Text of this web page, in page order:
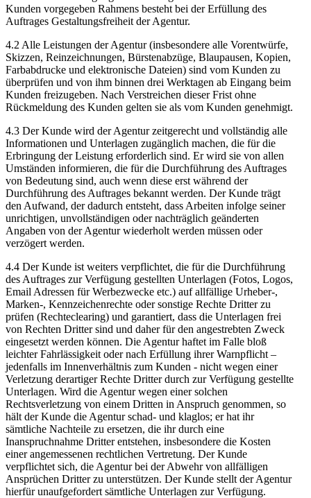
Kunden vorgegeben Rahmens besteht bei der Erfüllung des
Auftrages Gestaltungsfreiheit der Agentur.
4.2 Alle Leistungen der Agentur (insbesondere alle Vorentwürfe,
Skizzen, Reinzeichnungen, Bürstenabzüge, Blaupausen, Kopien,
Farbabdrucke und elektronische Dateien) sind vom Kunden zu
überprüfen und von ihm binnen drei Werktagen ab Eingang beim
Kunden freizugeben. Nach Verstreichen dieser Frist ohne
Rückmeldung des Kunden gelten sie als vom Kunden genehmigt.
4.3 Der Kunde wird der Agentur zeitgerecht und vollständig alle
Informationen und Unterlagen zugänglich machen, die für die
Erbringung der Leistung erforderlich sind. Er wird sie von allen
Umständen informieren, die für die Durchführung des Auftrages
von Bedeutung sind, auch wenn diese erst während der
Durchführung des Auftrages bekannt werden. Der Kunde trägt
den Aufwand, der dadurch entsteht, dass Arbeiten infolge seiner
unrichtigen, unvollständigen oder nachträglich geänderten
Angaben von der Agentur wiederholt werden müssen oder
verzögert werden.
4.4 Der Kunde ist weiters verpflichtet, die für die Durchführung
des Auftrages zur Verfügung gestellten Unterlagen (Fotos, Logos,
Email Adressen für Werbezwecke etc.) auf allfällige Urheber-,
Marken-, Kennzeichenrechte oder sonstige Rechte Dritter zu
prüfen (Rechteclearing) und garantiert, dass die Unterlagen frei
von Rechten Dritter sind und daher für den angestrebten Zweck
eingesetzt werden können. Die Agentur haftet im Falle bloß
leichter Fahrlässigkeit oder nach Erfüllung ihrer Warnpflicht –
jedenfalls im Innenverhältnis zum Kunden - nicht wegen einer
Verletzung derartiger Rechte Dritter durch zur Verfügung gestellte
Unterlagen. Wird die Agentur wegen einer solchen
Rechtsverletzung von einem Dritten in Anspruch genommen, so
hält der Kunde die Agentur schad- und klaglos; er hat ihr
sämtliche Nachteile zu ersetzen, die ihr durch eine
Inanspruchnahme Dritter entstehen, insbesondere die Kosten
einer angemessenen rechtlichen Vertretung. Der Kunde
verpflichtet sich, die Agentur bei der Abwehr von allfälligen
Ansprüchen Dritter zu unterstützen. Der Kunde stellt der Agentur
hierfür unaufgefordert sämtliche Unterlagen zur Verfügung.